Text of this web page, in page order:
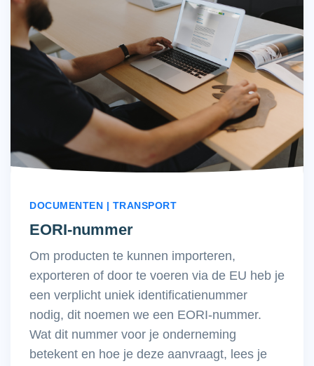
DOCUMENTEN | TRANSPORT
EORI-nummer
Om producten te kunnen importeren,
exporteren of door te voeren via de EU heb je
een verplicht uniek identificatienummer
nodig, dit noemen we een EORI-nummer.
Wat dit nummer voor je onderneming
betekent en hoe je deze aanvraagt, lees je